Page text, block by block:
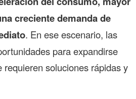
creciente demanda de
. En ese escenario, las
para expandirse
requieren soluciones rápidas y